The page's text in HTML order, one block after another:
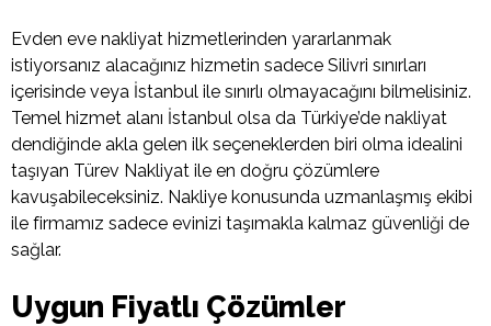
Evden eve nakliyat hizmetlerinden yararlanmak
istiyorsanız alacağınız hizmetin sadece Silivri sınırları
içerisinde veya İstanbul ile sınırlı olmayacağını bilmelisiniz.
Temel hizmet alanı İstanbul olsa da Türkiye’de nakliyat
dendiğinde akla gelen ilk seçeneklerden biri olma idealini
taşıyan Türev Nakliyat ile en doğru çözümlere
kavuşabileceksiniz. Nakliye konusunda uzmanlaşmış ekibi
ile firmamız sadece evinizi taşımakla kalmaz güvenliği de
sağlar.
Uygun Fiyatlı Çözümler